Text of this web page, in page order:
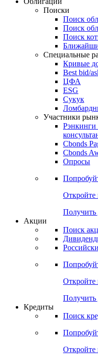
Поиски
Поиск
Поиск
Поиск
Специальные
Кривые
Best bid/
ЦФА
ESG
Сукук
Участники
Рэнкинги
Cbonds
Cbonds
Опросы
Откройте
Получить
Акции
Поиск
Откройте
Получить
Кредиты
Поиск
Откройте